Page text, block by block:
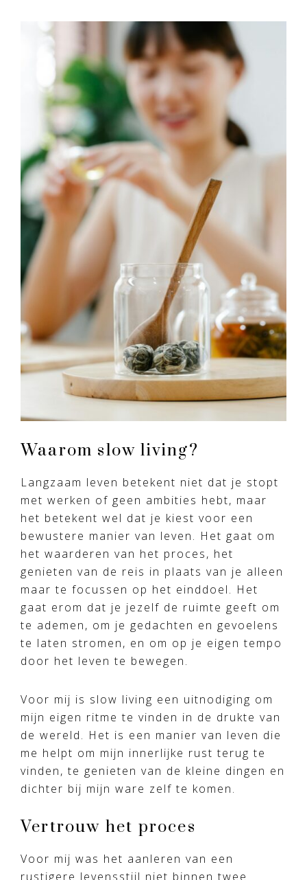
Waarom slow living?
Langzaam leven betekent niet dat je stopt
met werken of geen ambities hebt, maar
het betekent wel dat je kiest voor een
bewustere manier van leven. Het gaat om
het waarderen van het proces, het
genieten van de reis in plaats van je alleen
maar te focussen op het einddoel. Het
gaat erom dat je jezelf de ruimte geeft om
te ademen, om je gedachten en gevoelens
te laten stromen, en om op je eigen tempo
door het leven te bewegen.
Voor mij is slow living een uitnodiging om
mijn eigen ritme te vinden in de drukte van
de wereld. Het is een manier van leven die
me helpt om mijn innerlijke rust terug te
vinden, te genieten van de kleine dingen en
dichter bij mijn ware zelf te komen.
Vertrouw het proces
Voor mij was het aanleren van een
rustigere levensstijl niet binnen twee